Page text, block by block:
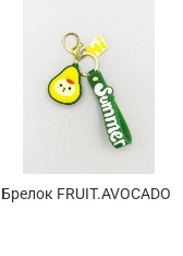
Брелок FRUIT.AVOCADO